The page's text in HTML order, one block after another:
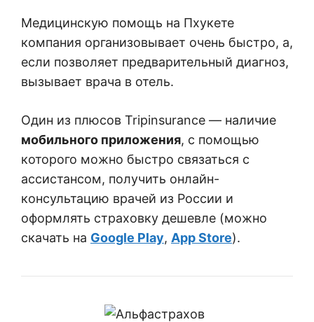
Медицинскую помощь на Пхукете
компания организовывает очень быстро, а,
если позволяет предварительный диагноз,
вызывает врача в отель.
Один из плюсов Tripinsurance — наличие
мобильного приложения, с помощью
которого можно быстро связаться с
ассистансом, получить онлайн-
консультацию врачей из России и
оформлять страховку дешевле (можно
скачать на Google Play, App Store).